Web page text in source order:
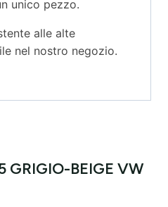
unico pezzo.
alle alte
nel nostro negozio.
GRIGIO-BEIGE VW